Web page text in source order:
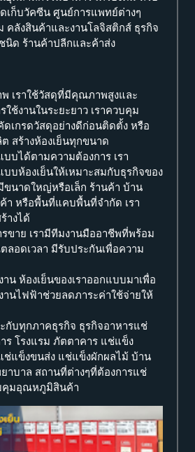
เก็บวัคซีน ศูนย์การแพทย์ต่างๆ
คลังสินค้าและงานโลจิสติกส์ ธุรกิจ
นิด ร้านค้าปลีกและค้าส่ง
เราใช้วัสดุที่มีคุณภาพสูงและ
ช้งานในระยะยาว เราควบคุม
เกรดวัสดุอย่างดีก่อนติดตั้ง หรือ
สร้างห้องเย็นทุกขนาด
บบได้ตามความต้องการ เรา
บบห้องเย็นให้เหมาะสมกับธุรกิจของ
นาดใหญ่หรือเล็ก ร้านค้า บ้าน
า หรือพื้นที่แคบพื้นที่จำกัด เรา
างได้
รขาย เรามีทีมงานมืออาชีพที่พร้อม
ลอดเวลา มีรับประกันเพื่อความ
น ห้องเย็นของเราออกแบบมาเพื่อ
านไฟฟ้าช่วยลดภาระค่าใช้จ่ายให้
กับทุกภาคธุรกิจ ธุรกิจอาหารแช่
ร โรงแรม ภัตตาคาร แช่แข็ง
ช่แข็งขนส่ง แช่แข็งผักผลไม้ บ้าน
ยาบาล สถานที่ต่างๆที่ต้องการแช่
คุมอุณหภูมิสินค้า